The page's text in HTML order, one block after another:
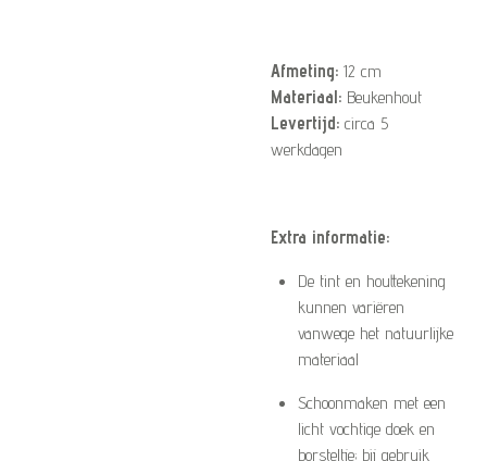
Afmeting: 12 cm
Materiaal: Beukenhout
Levertijd: circa 5
werkdagen
Extra informatie:
De tint en houttekening
kunnen variëren
vanwege het natuurlijke
materiaal
Schoonmaken met een
licht vochtige doek en
borsteltje; bij gebruik